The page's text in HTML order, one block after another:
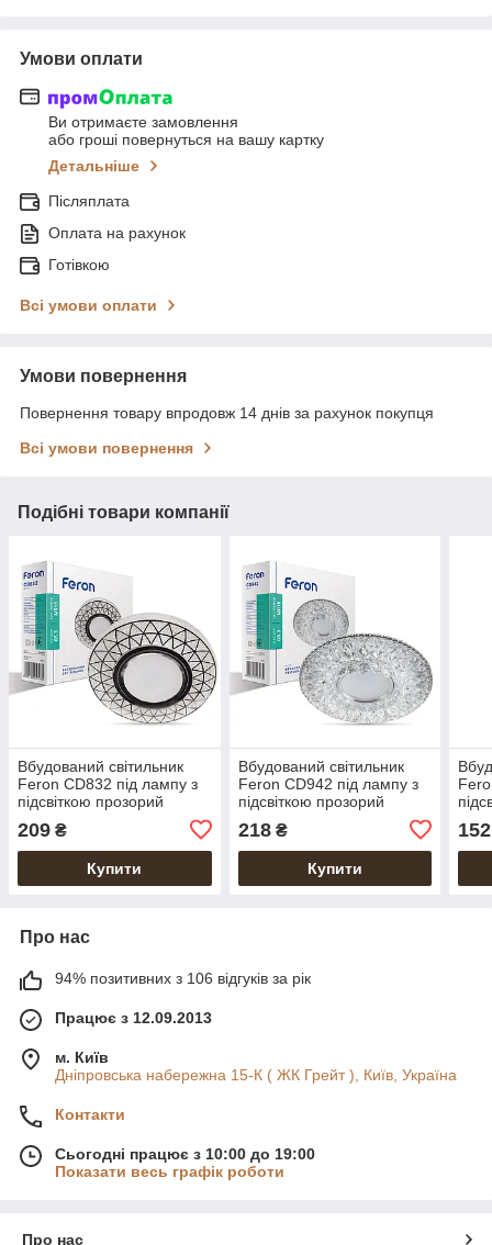
Умови оплати
Ви отримаєте замовлення
або гроші повернуться на вашу картку
Детальніше
Післяплата
Оплата на рахунок
Готівкою
Всі умови оплати
Умови повернення
Повернення товару впродовж 14 днів за рахунок покупця
Всі умови повернення
Подібні товари компанії
Вбудований світильник
Feron CD832 під лампу з
підсвіткою прозорий
209 ₴
Купити
Вбудований світильник
Feron CD942 під лампу з
підсвіткою прозорий
218₴
Купити
152
Про нас
94% позитивних з 106 відгуків за рік
Працює з 12.09.2013
м. Київ
Дніпровська набережна 15-К ( ЖК Грейт ), Київ, Україна
Контакти
Сьогодні працює з 10:00 до 19:00
Показати весь графік роботи
Про нас